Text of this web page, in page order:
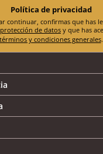
Política de privacidad
de datos
términos y condiciones generales.